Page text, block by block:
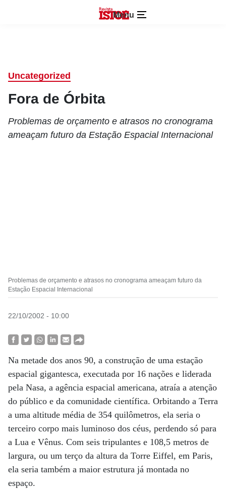
Menu
Uncategorized
Fora de Órbita
Problemas de orçamento e atrasos no cronograma
ameaçam futuro da Estação Espacial Internacional
Problemas de orçamento e atrasos no cronograma ameaçam futuro da
Estação Espacial Internacional
22/10/2002 - 10:00
Na metade dos anos 90, a construção de uma estação
espacial gigantesca, executada por 16 nações e liderada
pela Nasa, a agência espacial americana, atraía a atenção
do público e da comunidade científica. Orbitando a Terra
a uma altitude média de 354 quilômetros, ela seria o
terceiro corpo mais luminoso dos céus, perdendo só para
a Lua e Vênus. Com seis tripulantes e 108,5 metros de
largura, ou um terço da altura da Torre Eiffel, em Paris,
ela seria também a maior estrutura já montada no
espaço.